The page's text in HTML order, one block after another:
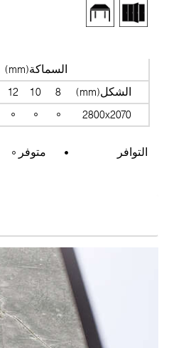
السماكة(mm)
الشكل(mm)
8
10
12
16
2800x2070
التوافر متوفر